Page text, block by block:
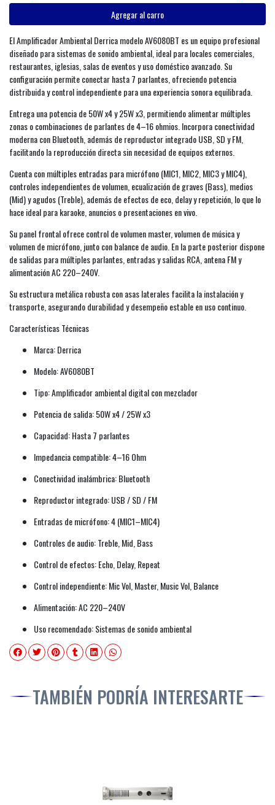
Agregar al carro
El Amplificador Ambiental Derrica modelo AV6080BT es un equipo profesional
diseñado para sistemas de sonido ambiental, ideal para locales comerciales,
restaurantes, iglesias, salas de eventos y uso doméstico avanzado. Su
configuración permite conectar hasta 7 parlantes, ofreciendo potencia
distribuida y control independiente para una experiencia sonora equilibrada.
Entrega una potencia de 50W x4 y 25W x3, permitiendo alimentar múltiples
zonas o combinaciones de parlantes de 4–16 ohmios. Incorpora conectividad
moderna con Bluetooth, además de reproductor integrado USB, SD y FM,
facilitando la reproducción directa sin necesidad de equipos externos.
Cuenta con múltiples entradas para micrófono (MIC1, MIC2, MIC3 y MIC4),
controles independientes de volumen, ecualización de graves (Bass), medios
(Mid) y agudos (Treble), además de efectos de eco, delay y repetición, lo que lo
hace ideal para karaoke, anuncios o presentaciones en vivo.
Su panel frontal ofrece control de volumen master, volumen de música y
volumen de micrófono, junto con balance de audio. En la parte posterior dispone
de salidas para múltiples parlantes, entradas y salidas RCA, antena FM y
alimentación AC 220–240V.
Su estructura metálica robusta con asas laterales facilita la instalación y
transporte, asegurando durabilidad y desempeño estable en uso continuo.
Características Técnicas
Marca: Derrica
Modelo: AV6080BT
Tipo: Amplificador ambiental digital con mezclador
Potencia de salida: 50W x4 / 25W x3
Capacidad: Hasta 7 parlantes
Impedancia compatible: 4–16 Ohm
Conectividad inalámbrica: Bluetooth
Reproductor integrado: USB / SD / FM
Entradas de micrófono: 4 (MIC1–MIC4)
Controles de audio: Treble, Mid, Bass
Control de efectos: Echo, Delay, Repeat
Control independiente: Mic Vol, Master, Music Vol, Balance
Alimentación: AC 220–240V
Uso recomendado: Sistemas de sonido ambiental
TAMBIÉN PODRÍA INTERESARTE